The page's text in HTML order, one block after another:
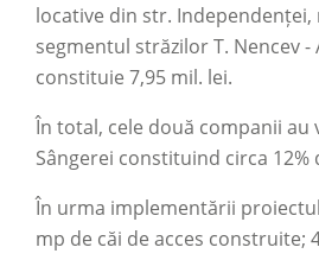
locative din str.
segmentul străzilor T. Nencev
constituie 7,95 mil. lei.
În total, cele două companii au
Sângerei constituind circa 12%
În urma implementării
mp de căi de acces